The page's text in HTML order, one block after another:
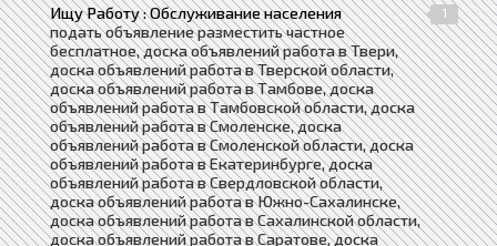
Ищу Работу : Обслуживание населения
1
подать объявление разместить частное
бесплатное, доска объявлений работа в Твери,
доска объявлений работа в Тверской области,
доска объявлений работа в Тамбове, доска
объявлений работа в Тамбовской области, доска
объявлений работа в Смоленске, доска
объявлений работа в Смоленской области, доска
объявлений работа в Екатеринбурге, доска
объявлений работа в Свердловской области,
доска объявлений работа в Южно-Сахалинске,
доска объявлений работа в Сахалинской области,
доска объявлений работа в Саратове, доска